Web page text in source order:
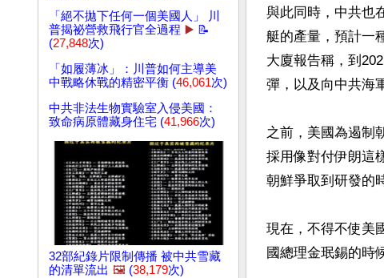
「絕不拋下任何一個美國人」 川
普揭祕營救飛行官全過程 ▶️ 📝
(27,848次)
「如履薄冰」：川普如何主導美
中戰略休戰的精密平衡 (46,061次)
中共非法生物實驗室入侵美國：
致命病原體藏身住宅 (41,966次)
32部紀錄片限制傳播 被中共雪藏
的清單流出 🖼️ (38,179次)
與此同時，中共也
艇的產量，預計一
大廈報告稱，到
彈，以及向中共海
之前，美國為遏制
採用像對付伊朗這
朝鮮爭取到研發的
現在，不得不使美
國總理金珉錫的時